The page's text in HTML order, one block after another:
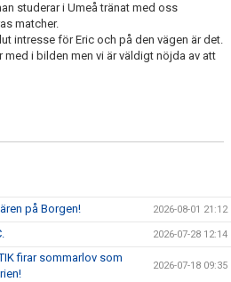
studerar i Umeå tränat med oss
matcher.
intresse för Eric och på den vägen är det.
i bilden men vi är väldigt nöjda av att
på Borgen! 2026-08-01 21:12
2026-07-28 12:14
firar sommarlov som
2026-07-18 09:35